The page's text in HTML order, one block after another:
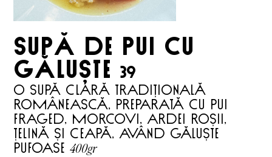
SUPĂ DE PUI CU
GĂLUȘTE 39
O supă clară tradițională
românească, preparată cu pui
fraged, morcovi, ardei roșii,
țelină și ceapă, având găluște
pufoase400gr